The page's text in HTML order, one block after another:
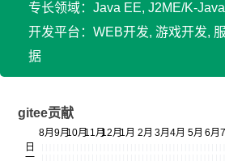
专长领域：Java EE, J2ME/K-
开发平台：WEB开发, 游戏开发,
据
gitee贡献